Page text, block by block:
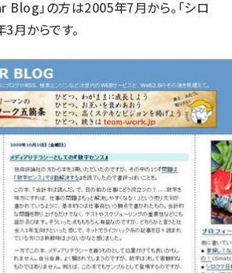
」の方は2005年7月から。「シロ
月からです。